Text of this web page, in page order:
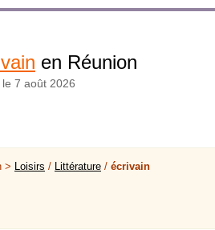
en Réunion
7 août 2026
> Loisirs / Littérature / écrivain